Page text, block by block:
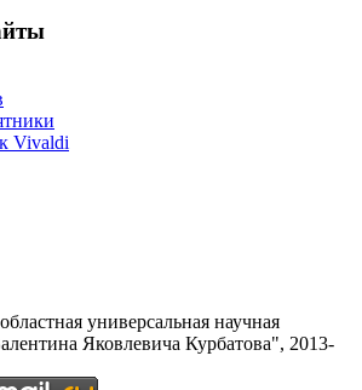
Vivaldi
универсальная научная
Яковлевича Курбатова", 2013-